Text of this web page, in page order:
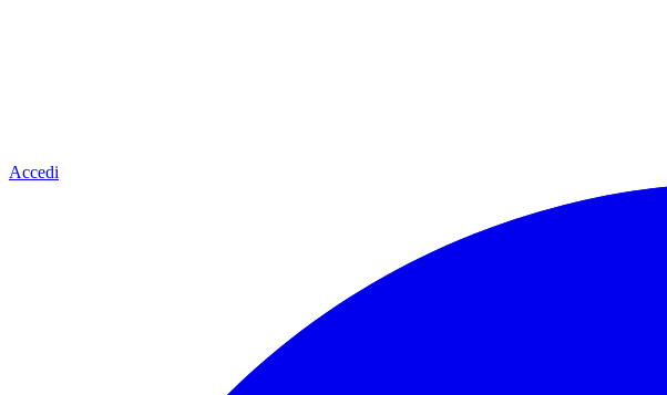
Accedi